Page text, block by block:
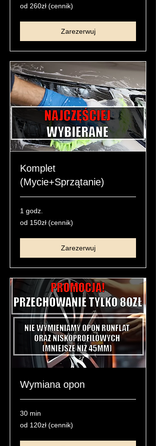
260zł
od 260zł (cennik)
Zarezerwuj
Komplet
(Mycie+Sprzątanie)
1 godz.
150zł
od 150zł (cennik)
Zarezerwuj
Wymiana opon
30 min
120zł
od 120zł (cennik)